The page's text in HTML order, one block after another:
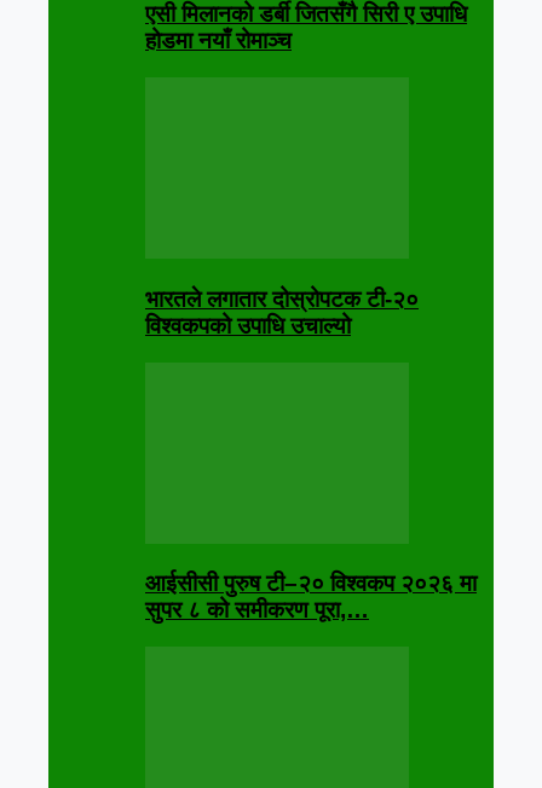
एसी मिलानको डर्बी जितसँगै सिरी ए उपाधि
होडमा नयाँ रोमाञ्च
भारतले लगातार दोस्रोपटक टी-२०
विश्वकपको उपाधि उचाल्यो
आईसीसी पुरुष टी–२० विश्वकप २०२६ मा
सुपर ८ को समीकरण पूरा,…